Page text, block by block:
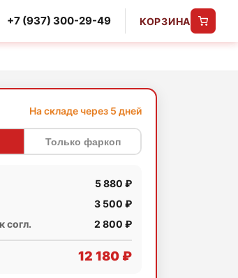
+7 (937) 300-29-49 КОРЗИНА
На складе через 5 дней
Только фаркоп
5 880 ₽
3 500 ₽
согл.
2 800 ₽
12 180 ₽